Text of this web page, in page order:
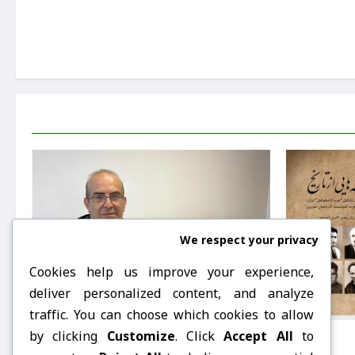
کامران
We respect your privacy
Cookies help us improve your experience,
deliver personalized content, and analyze
traffic. You can choose which cookies to allow
by clicking Customize. ClickAccept All to